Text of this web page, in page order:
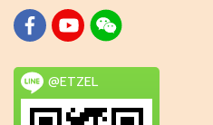
@ETZEL